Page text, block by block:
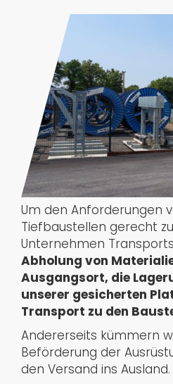
Um den Anforderungen
Tiefbaustellen gerecht
Unternehmen
Abholung von
Ausgangsort, die
unserer gesicherten
Transport zu den
Andererseits kümmern
Beförderung der
den Versand ins Ausland.